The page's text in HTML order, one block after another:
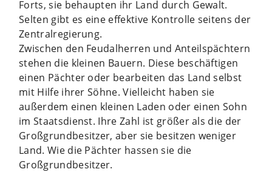
Forts, sie behaupten ihr Land durch Gewalt.
Selten gibt es eine effektive Kontrolle seitens der
Zentralregierung.
Zwischen den Feudalherren und Anteilspächtern
stehen die kleinen Bauern. Diese beschäftigen
einen Pächter oder bearbeiten das Land selbst
mit Hilfe ihrer Söhne. Vielleicht haben sie
außerdem einen kleinen Laden oder einen Sohn
im Staatsdienst. Ihre Zahl ist größer als die der
Großgrundbesitzer, aber sie besitzen weniger
Land. Wie die Pächter hassen sie die
Großgrundbesitzer.